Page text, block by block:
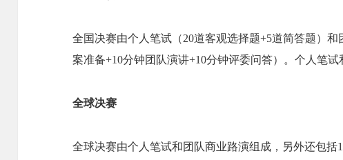
全国决赛由个人笔试（20道客观选择题+5道简答题）
案准备+10分钟团队演讲+10分钟评委问答）。个人笔试
全球决赛
全球决赛由个人笔试和团队商业路演组成，另外还包括